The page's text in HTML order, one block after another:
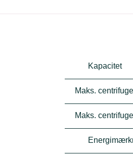
Kapacitet
Maks.
Maks.